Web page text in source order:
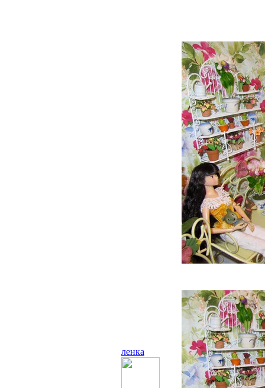
ленка